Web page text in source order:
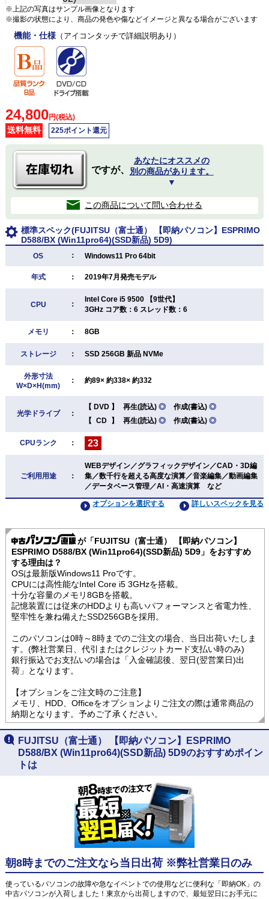
※上記の写真はサンプル画像となります
※撮影の状態により、商品の発色や傷などイメージと異なる場合がございます
機能・仕様（アイコンタッチで詳細説明あり）
24,800円(税込)
送料無料 225ポイント還元
ですが、
あなたにオススメの
別の商品があります。
▼
この商品について問い合わせる
標準スペック(FUJITSU（富士通） 【即納パソコン】ESPRIMO
D588/BX (Win11pro64)(SSD新品) 5D9)
OS ： Windows11 Pro 64bit
年式 ： 2019年7月発売モデル
CPU ：
Intel Core i5 9500 【9世代】
3GHz コア数：6 スレッド数：6
メモリ ： 8GB
ストレージ ： SSD 256GB 新品 NVMe
外形寸法
W×D×H(mm)
： 約89× 約338× 約332
光学ドライブ ：
【 DVD 】 再生(読込) ◎ 作成(書込) ◎
【 CD 】 再生(読込) ◎ 作成(書込) ◎
CPUランク ： 23
ご利用用途 ：
WEBデザイン／グラフィックデザイン／CAD・3D編
集／数千行を超える高度な演算／音楽編集／動画編集
／データベース管理／AI・高速演算 など
詳しいスペックを見る
オプションを選択する
が「FUJITSU（富士通） 【即納パソコン】
ESPRIMO D588/BX (Win11pro64)(SSD新品) 5D9」をおすすめ
する理由は？
OSは最新版Windows11 Proです。
CPUには高性能なIntel Core i5 3GHzを搭載。
十分な容量のメモリ8GBを搭載。
記憶装置には従来のHDDよりも高いパフォーマンスと省電力性、
堅牢性を兼ね備えたSSD256GBを採用。
このパソコンは0時～8時までのご注文の場合、当日出荷いたしま
す。(弊社営業日、代引またはクレジットカード支払い時のみ)
銀行振込でお支払いの場合は「入金確認後、翌日(翌営業日)出
荷」となります。
【オプションをご注文時のご注意】
メモリ、HDD、Officeをオプションよりご注文の際は通常商品の
納期となります。予めご了承ください。
FUJITSU（富士通） 【即納パソコン】ESPRIMO
D588/BX (Win11pro64)(SSD新品) 5D9のおすすめポイン
トは
朝8時までのご注文なら当日出荷 ※弊社営業日のみ
使っているパソコンの故障や急なイベントでの使用などに便利な「即納OK」の
中古パソコンが入荷しました！東京から出荷しますので、最短翌日にお手元に